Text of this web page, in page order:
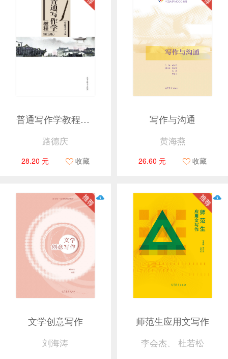
普通写作学教程（第五版）
路德庆
28.20 元 收藏
写作与沟通
黄海燕
26.60 元 收藏
文学创意写作
刘海涛
师范生应用文写作
李会杰、 杜若松